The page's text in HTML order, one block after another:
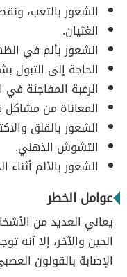
الشعور بالتعب،
الغثيان.
الشعور بألم في
الحاجة إلى التبول
الرغبة المفاجئة في
المعاناة من مشاكل
الشعور بالقلق
التشوش الذهني.
الشعور بالألم أثناء
عوامل الخطر
يعاني العديد من
الحين والآخر، إلا
الإصابة بالقولون